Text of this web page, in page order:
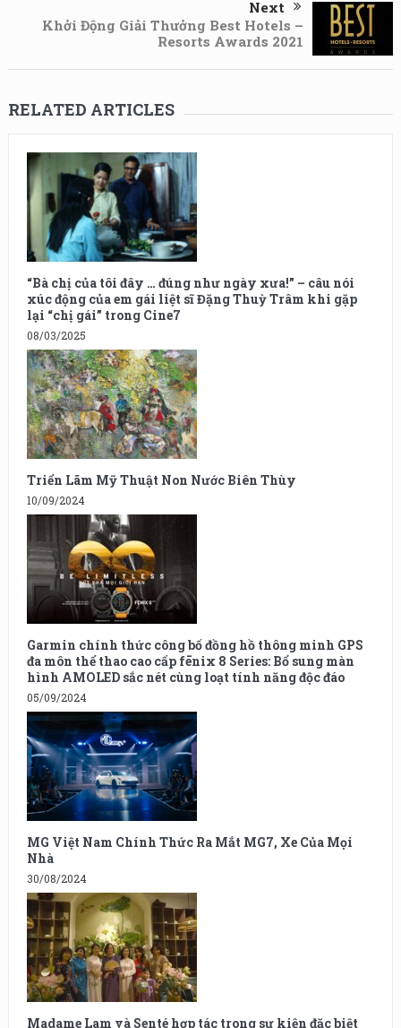
Next
Khởi Động Giải Thưởng Best Hotels –
Resorts Awards 2021
RELATED ARTICLES
“Bà chị của tôi đây … đúng như ngày xưa!” – câu nói
xúc động của em gái liệt sĩ Đặng Thuỳ Trâm khi gặp
lại “chị gái” trong Cine7
08/03/2025
Triển Lãm Mỹ Thuật Non Nước Biên Thùy
10/09/2024
Garmin chính thức công bố đồng hồ thông minh GPS
đa môn thể thao cao cấp fēnix 8 Series: Bổ sung màn
hình AMOLED sắc nét cùng loạt tính năng độc đáo
05/09/2024
MG Việt Nam Chính Thức Ra Mắt MG7, Xe Của Mọi
Nhà
30/08/2024
Madame Lam và Senté hợp tác trong sự kiện đặc biệt